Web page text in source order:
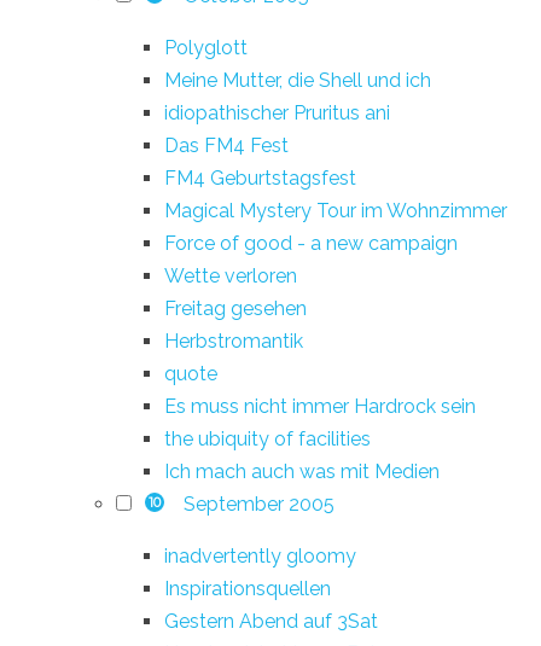
Polyglott
Meine Mutter, die Shell und ich
idiopathischer Pruritus ani
Das FM4 Fest
FM4 Geburtstagsfest
Magical Mystery Tour im Wohnzimmer
Force of good - a new campaign
Wette verloren
Freitag gesehen
Herbstromantik
quote
Es muss nicht immer Hardrock sein
the ubiquity of facilities
Ich mach auch was mit Medien
10 September 2005
inadvertently gloomy
Inspirationsquellen
Gestern Abend auf 3Sat